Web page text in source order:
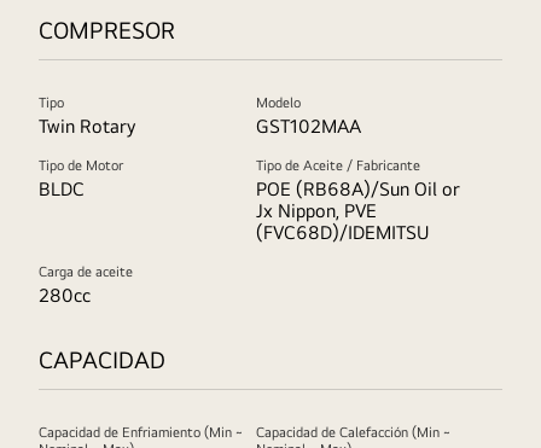
COMPRESOR
Tipo
Twin Rotary
Modelo
GST102MAA
Tipo de Motor
BLDC
Tipo de Aceite / Fabricante
POE (RB68A)/Sun Oil or
Jx Nippon, PVE
(FVC68D)/IDEMITSU
Carga de aceite
280cc
CAPACIDAD
Capacidad de Enfriamiento (Min ~
Capacidad de Calefacción (Min ~